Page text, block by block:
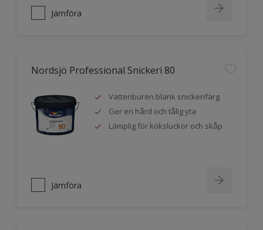
Jämföra
Nordsjö Professional Snickeri 80
Vattenburen blank snickerifärg
Ger en hård och tålig yta
Lämplig för köksluckor och skåp
Jämföra